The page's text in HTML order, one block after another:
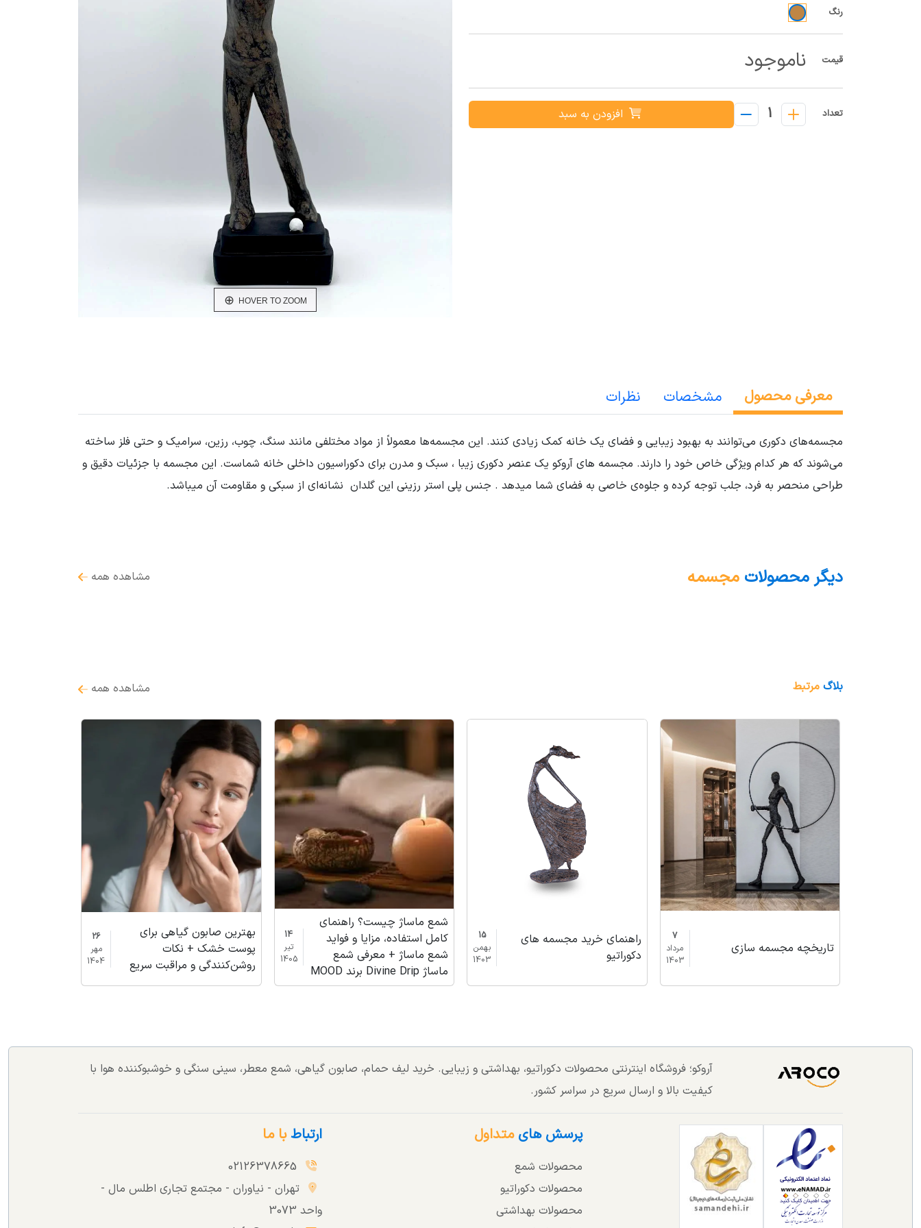
HOVER TO ZOOM
رنگ
قیمت ناموجود
تعداد 1 افزودن به سبد
معرفی محصول مشخصات نظرات
مجسمه‌های دکوری می‌توانند به بهبود زیبایی و فضای یک خانه کمک زیادی کنند. این مجسمه‌ها معمولاً از مواد مختلفی مانند سنگ، چوب، رزین، سرامیک و حتی فلز ساخته
می‌شوند که هر کدام ویژگی خاص خود را دارند. مجسمه های آروکو یک عنصر دکوری زیبا ، سبک و مدرن برای دکوراسیون داخلی خانه شماست. این مجسمه با جزئیات دقیق و
طراحی منحصر به فرد، جلب توجه کرده و جلوه‌ی خاصی به فضای شما میدهد . جنس پلی استر رزینی این گلدان نشانه‌ای از سبکی و مقاومت آن میباشد.
دیگر محصولات مجسمه مشاهده همه
بلاگ مرتبط مشاهده همه
تاریخچه مجسمه سازی
7
مرداد
1403
راهنمای خرید مجسمه های
دکوراتیو
15
بهمن
1403
شمع ماساژ چیست؟ راهنمای
کامل استفاده، مزایا و فواید
شمع ماساژ + معرفی شمع
ماساژ Divine Drip برند MOOD
14
تیر
1405
بهترین صابون گیاهی برای
پوست خشک + نکات
روشن‌کنندگی و مراقبت سریع
26
مهر
1404
آروکو؛ فروشگاه اینترنتی محصولات دکوراتیو، بهداشتی و زیبایی. خرید لیف حمام، صابون گیاهی، شمع معطر، سینی سنگی و خوشبوکننده هوا با
کیفیت بالا و ارسال سریع در سراسر کشور.
پرسش هایمتداول
محصولات شمع
محصولات دکوراتیو
محصولات بهداشتی
ارتباطبا ما
02126378665
تهران - نیاوران - مجتمع تجاری اطلس مال -
واحد 3073